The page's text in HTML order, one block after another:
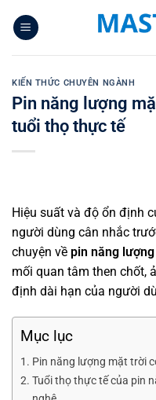
qua
KIẾN THỨC CHUYÊN NGÀNH
Pin năng lượng
tuổi thọ thực tế
Hiệu suất và độ ổn định
người dùng cân nhắc
chuyện về pin năng
mối quan tâm then chốt,
định dài hạn của người
Mục lục
Pin năng lượng mặt trời
Tuổi thọ thực tế của pin